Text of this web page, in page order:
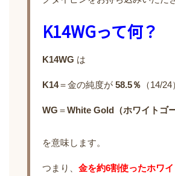
K14WGって何？
K14WG は
K14＝金の純度が 58.5％ （14/24
WG ＝White Gold（ホワイトゴー
を意味します。
つまり、 金を約6割使ったホワ